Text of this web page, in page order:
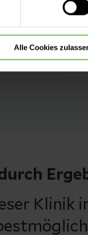
Alle Cookies
Klinik